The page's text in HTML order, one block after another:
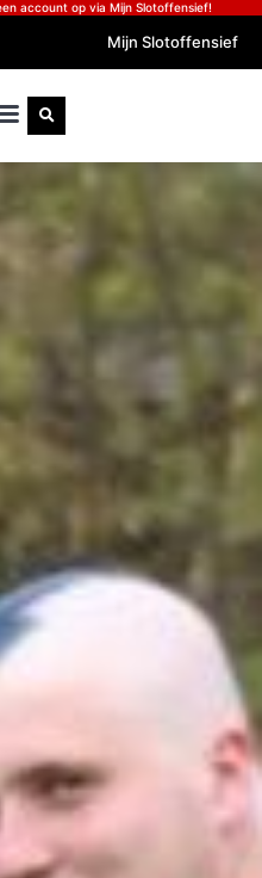
account op via Mijn Slotoffensief!
Mijn Slotoffensief